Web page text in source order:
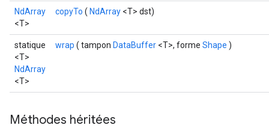
NdArray
<T>
copyTo ( NdArray <T> dst)
statique
<T>
NdArray
<T>
wrap ( tampon DataBuffer <T>, forme Shape )
Méthodes héritées